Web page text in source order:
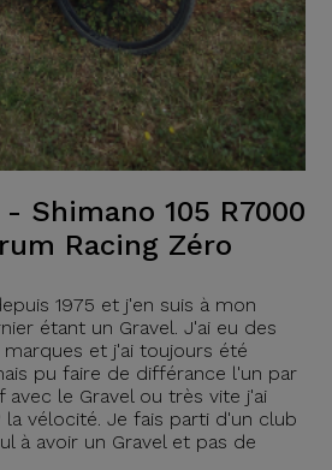
Shimano 105 R7000
Racing Zéro
1975 et j'en suis à mon
étant un Gravel. J'ai eu des
et j'ai toujours été
pu faire de différance l'un par
le Gravel ou très vite j'ai
vélocité. Je fais parti d'un club
à avoir un Gravel et pas de